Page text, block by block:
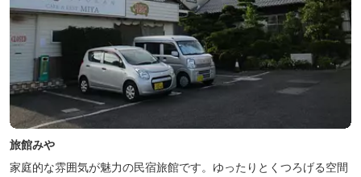
旅館みや
家庭的な雰囲気が魅力の民宿旅館です。ゆったりとくつろげる空間